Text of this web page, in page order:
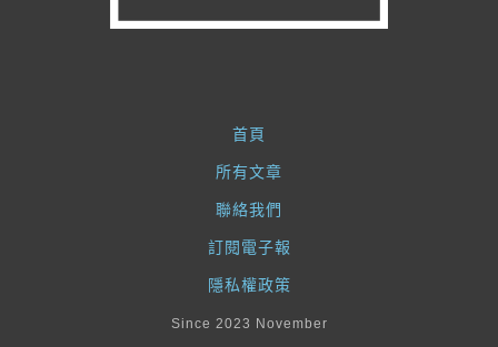
首頁
所有文章
聯絡我們
訂閱電子報
隱私權政策
Since 2023 November